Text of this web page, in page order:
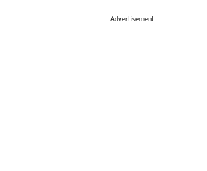
Advertisement